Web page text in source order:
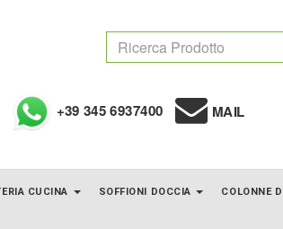
+39 345 6937400 MAIL
CUCINA SOFFIONI DOCCIA COLONNE